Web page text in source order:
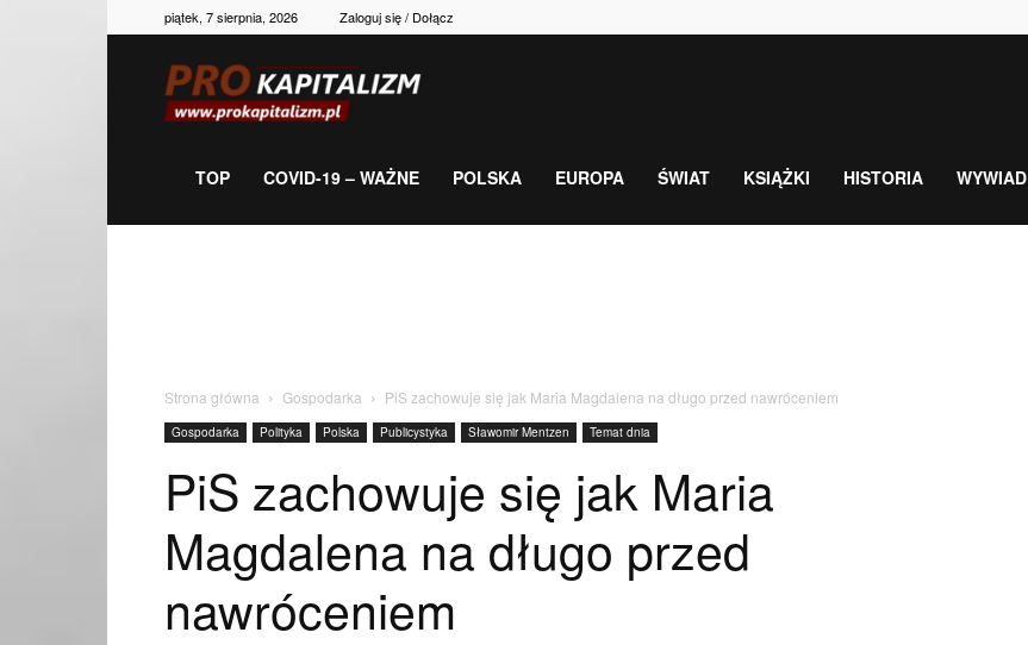
piątek, 7 sierpnia, 2026 Zaloguj się / Dołącz
gospodarka,
TOP COVID-19 – WAŻNE POLSKA EUROPA ŚWIAT KSIĄŻKI HISTORIA WYWIAD
Strona główna Gospodarka PiS zachowuje się jak Maria Magdalena na długo przed nawróceniem
Gospodarka Polityka Polska Publicystyka Sławomir Mentzen Temat dnia
PiS zachowuje się jak Maria
Magdalena na długo przed
nawróceniem